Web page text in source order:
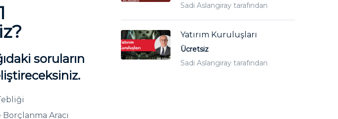
soruların
Aracı
Sadi Aslangiray tarafından
Yatırım Kuruluşları
Ücretsiz
Sadi Aslangiray tarafından